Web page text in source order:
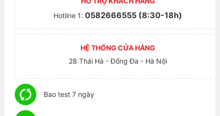
Hotline 1: 0582666555 (8:30-18h)
HỆ THỐNG CỬA HÀNG
28 Thái Hà - Đống Đa - Hà Nội
Bao test 7 ngày